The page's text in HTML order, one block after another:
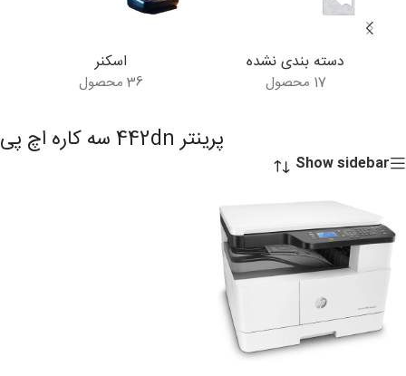
دسته بندی نشده
17 محصول
اسکنر
36 محصول
پرینتر 442dn سه کاره اچ پی
Show sidebar